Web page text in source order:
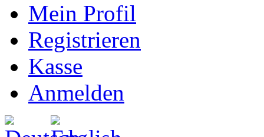
Mein Profil
Registrieren
Kasse
Anmelden